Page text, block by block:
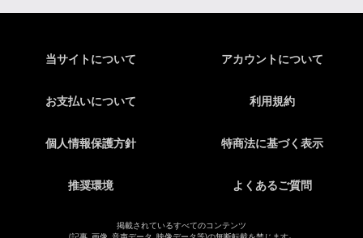
当サイトについて アカウントについて
お支払いについて 利用規約
個人情報保護方針 特商法に基づく表示
推奨環境 よくあるご質問
掲載されているすべてのコンテンツ